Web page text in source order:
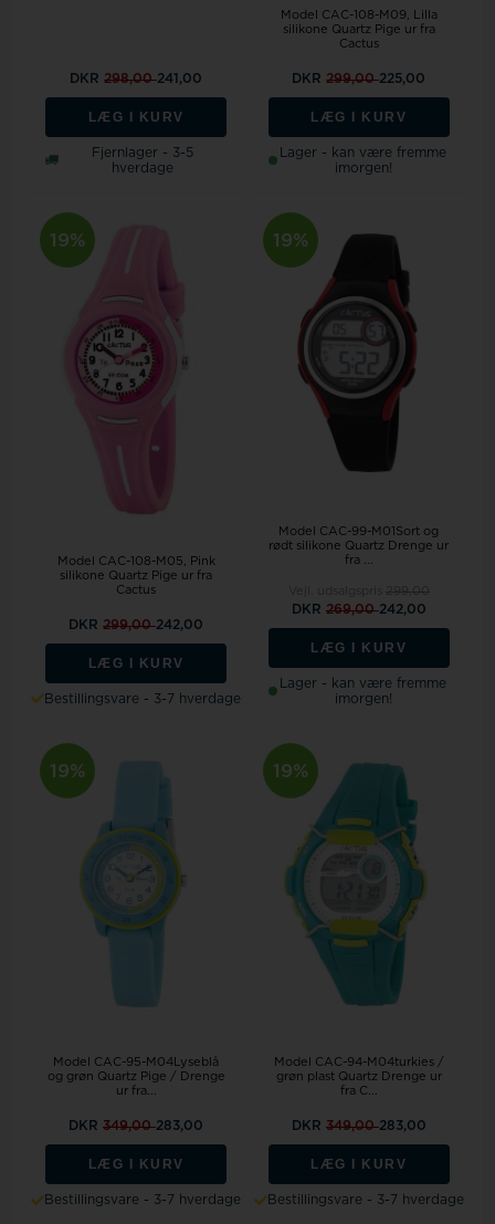
DKR298,00241,00
LÆG I KURV
Fjernlager - 3-5
hverdage
Model CAC-108-M09
Lilla
silikone Quartz Pige ur fra
Cactus
DKR299,00225,00
LÆG I KURV
Lager - kan være fremme
imorgen!
19%
Model CAC-108-M05
Pink
silikone Quartz Pige ur fra
Cactus
DKR299,00242,00
LÆG I KURV
Bestillingsvare - 3-7 hverdage
19%
Model CAC-99-M01Sort og
rødt silikone Quartz Drenge ur
fra ...
DKR 269,00242,00
LÆG I KURV
Lager - kan være fremme
imorgen!
19%
Model CAC-95-M04Lyseblå
og grøn Quartz Pige / Drenge
ur fra...
DKR349,00283,00
LÆG I KURV
Bestillingsvare - 3-7 hverdage
19%
Model CAC-94-M04turkies /
grøn plast Quartz Drenge ur
fra C...
DKR 349,00283,00
LÆG I KURV
Bestillingsvare - 3-7 hverdage